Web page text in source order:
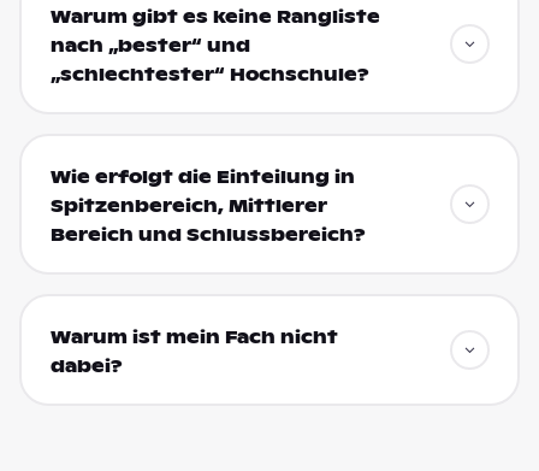
Warum gibt es keine Rangliste
nach „bester“ und
„schlechtester“ Hochschule?
Wie erfolgt die Einteilung in
Spitzenbereich, Mittlerer
Bereich und Schlussbereich?
Warum ist mein Fach nicht
dabei?